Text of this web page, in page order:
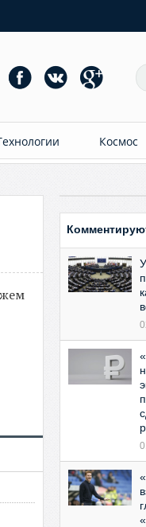
Космос